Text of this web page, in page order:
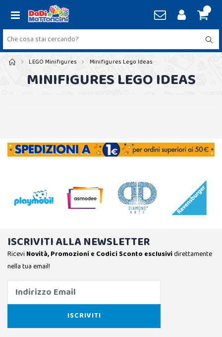
LEGO Minifigures Minifigures Lego Ideas
MINIFIGURES LEGO IDEAS
ISCRIVITI ALLA NEWSLETTER
Ricevi Novità, Promozioni e Codici Sconto esclusividirettamente
nella tua email!